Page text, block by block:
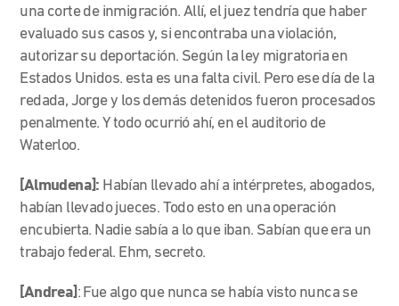
una corte de inmigración. Allí, el juez tendría que haber
evaluado sus casos y, si encontraba una violación,
autorizar su deportación. Según la ley migratoria en
Estados Unidos. esta es una falta civil. Pero ese día de la
redada, Jorge y los demás detenidos fueron procesados
penalmente. Y todo ocurrió ahí, en el auditorio de
Waterloo.
[Almudena]: Habían llevado ahí a intérpretes, abogados,
habían llevado jueces. Todo esto en una operación
encubierta. Nadie sabía a lo que iban. Sabían que era un
trabajo federal. Ehm, secreto.
[Andrea] : Fue algo que nunca se había visto nunca se